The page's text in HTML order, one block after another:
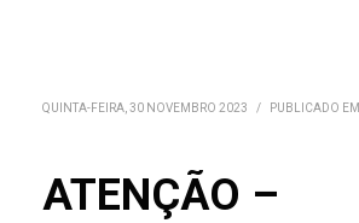
QUINTA-FEIRA, 30 NOVEMBRO 2023 / PUBLICADO EM
ATENÇÃO –